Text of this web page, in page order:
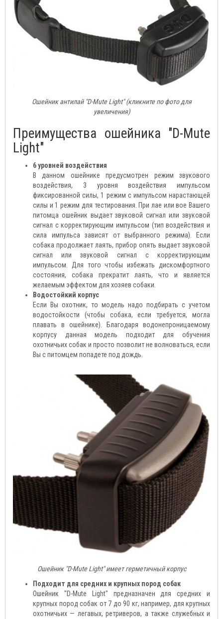
Ошейник антилай "D-Mute Light" (кликните по фото для
увеличения)
Преимущества ошейника "D-Mute
Light"
6 уровней воздействия
В данном ошейнике предусмотрен режим звукового
воздействия, 3 уровня воздействия импульсом
фиксированной силы, 1 режим с импульсом нарастающей
силы и 1 режим для тестирования. При лае или вое Вашего
питомца ошейник выдает звуковой сигнал или звуковой
сигнал с корректирующим импульсом (тип воздействия и
сила импульса зависят от выбранного режима). Если
собака продолжает лаять, прибор опять выдает звуковой
сигнал или звуковой сигнал с корректирующим
импульсом. Для того чтобы избежать дискомфортного
состояния, собака прекратит лаять, что и является
желаемым эффектом для хозяев собаки.
Водостойкий корпус
Если Вы охотник, то модель надо подбирать с учетом
водостойкости (чтобы собака, если требуется, могла
плавать в ошейнике). Благодаря водонепроницаемому
корпусу данная модель подходит для обучения
охотничьих собак и просто позволит не волноваться, если
Вы с питомцем попадете под дождь.
Ошейник "D-Mute Light" имеет герметичный корпус
Подходит для средних и крупных пород собак
Ошейник "D-Mute Light" предназначен для средних и
крупных пород собак от 7 до 90 кг, например, для крупных
охотничьих — легавых, ретриверов, а также служебных и